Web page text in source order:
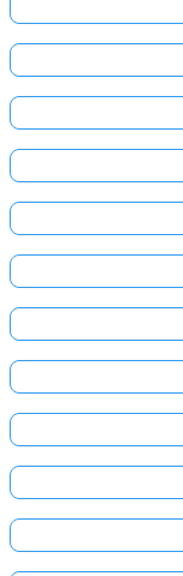
अभी
तक
कोई
प्रश्न
अपना
प्रश्न